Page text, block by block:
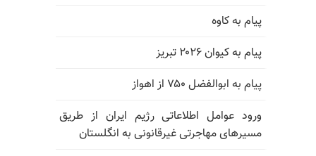
پیام به کاوه
پیام به کیوان ۲۰۲۶ تبریز
پیام به ابوالفضل ۷۵۰ از اهواز
ورود عوامل اطلاعاتی رژیم ایران از طریق
مسیرهای مهاجرتی غیرقانونی به انگلستان